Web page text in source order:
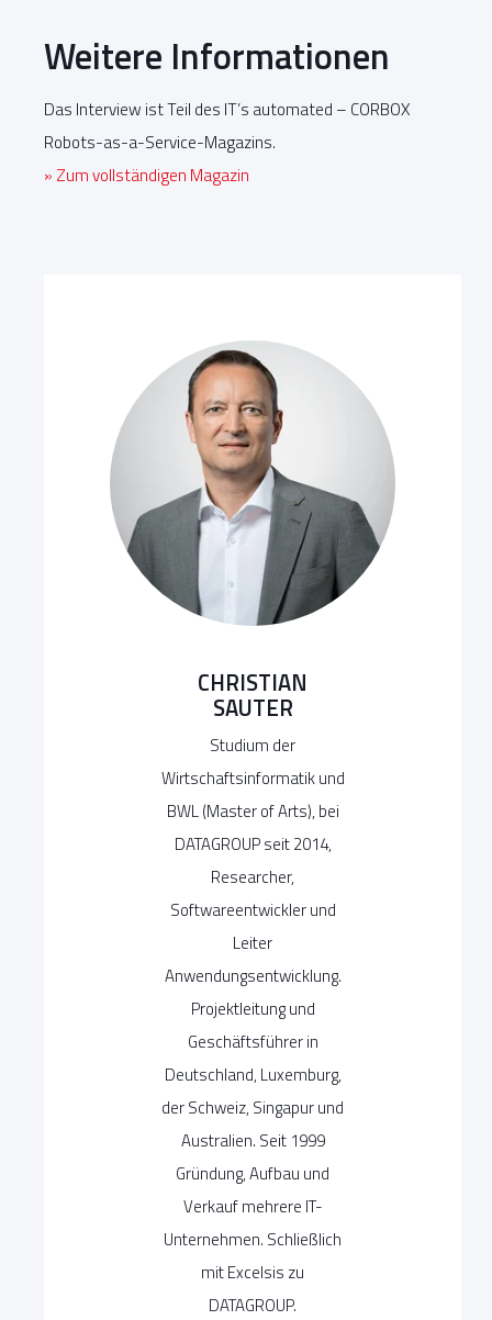
Weitere Informationen
Das Interview ist Teil des IT’s automated – CORBOX
Robots-as-a-Service-Magazins.
» Zum vollständigen Magazin
CHRISTIAN
SAUTER
Studium der
Wirtschaftsinformatik und
BWL (Master of Arts), bei
DATAGROUP seit 2014,
Researcher,
Softwareentwickler und
Leiter
Anwendungsentwicklung.
Projektleitung und
Geschäftsführer in
Deutschland, Luxemburg,
der Schweiz, Singapur und
Australien. Seit 1999
Gründung, Aufbau und
Verkauf mehrere IT-
Unternehmen. Schließlich
mit Excelsis zu
DATAGROUP.